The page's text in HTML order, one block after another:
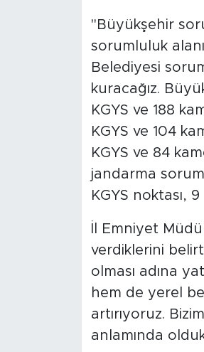
"Büyükşehir
sorumluluk
Belediyesi
kuracağız.
KGYS ve 188
KGYS ve 104
KGYS ve 84
jandarma
KGYS noktası,
İl Emniyet
verdiklerini
olması adına
hem de yerel
artırıyoruz.
anlamında